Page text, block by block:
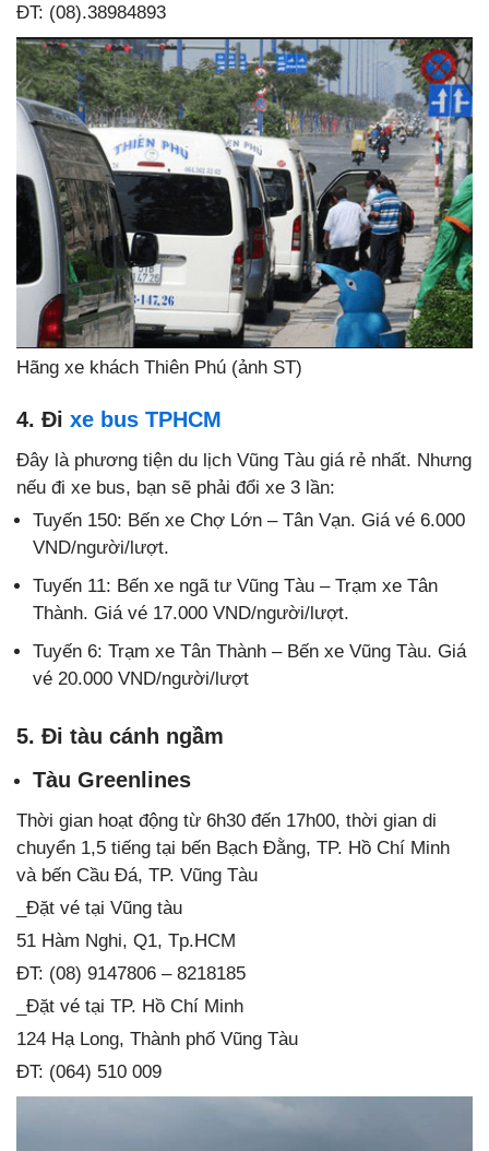
ĐT: (08).38984893
Hãng xe khách Thiên Phú (ảnh ST)
4. Đi xe bus TPHCM
Đây là phương tiện du lịch Vũng Tàu giá rẻ nhất. Nhưng
nếu đi xe bus, bạn sẽ phải đổi xe 3 lần:
Tuyến 150: Bến xe Chợ Lớn – Tân Vạn. Giá vé 6.000
VND/người/lượt.
Tuyến 11: Bến xe ngã tư Vũng Tàu – Trạm xe Tân
Thành. Giá vé 17.000 VND/người/lượt.
Tuyến 6: Trạm xe Tân Thành – Bến xe Vũng Tàu. Giá
vé 20.000 VND/người/lượt
5. Đi tàu cánh ngầm
Tàu Greenlines
Thời gian hoạt động từ 6h30 đến 17h00, thời gian di
chuyển 1,5 tiếng tại bến Bạch Đằng, TP. Hồ Chí Minh
và bến Cầu Đá, TP. Vũng Tàu
_Đặt vé tại Vũng tàu
51 Hàm Nghi, Q1, Tp.HCM
ĐT: (08) 9147806 – 8218185
_Đặt vé tại TP. Hồ Chí Minh
124 Hạ Long, Thành phố Vũng Tàu
ĐT: (064) 510 009